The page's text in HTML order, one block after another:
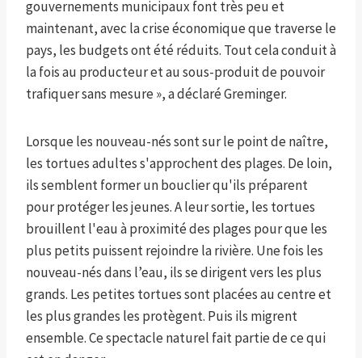
gouvernements municipaux font très peu et
maintenant, avec la crise économique que traverse le
pays, les budgets ont été réduits. Tout cela conduit à
la fois au producteur et au sous-produit de pouvoir
trafiquer sans mesure », a déclaré Greminger.
Lorsque les nouveau-nés sont sur le point de naître,
les tortues adultes s'approchent des plages. De loin,
ils semblent former un bouclier qu'ils préparent
pour protéger les jeunes. A leur sortie, les tortues
brouillent l'eau à proximité des plages pour que les
plus petits puissent rejoindre la rivière. Une fois les
nouveau-nés dans l’eau, ils se dirigent vers les plus
grands. Les petites tortues sont placées au centre et
les plus grandes les protègent. Puis ils migrent
ensemble. Ce spectacle naturel fait partie de ce qui